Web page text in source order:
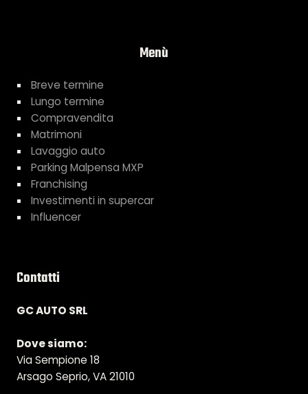
Menù
Breve termine
Lungo termine
Compravendita
Matrimoni
Lavaggio auto
Parking Malpensa MXP
Franchising
Investimenti in supercar
Influencer
Contatti
GC AUTO SRL
Dove siamo:
Via Sempione 18
Arsago Seprio, VA 21010